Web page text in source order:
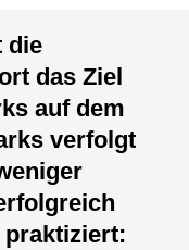
die
das Ziel
auf dem
verfolgt